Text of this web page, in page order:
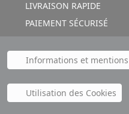
LIVRAISON RAPIDE
PAIEMENT SÉCURISÉ
Informations et
Utilisation des Cookies